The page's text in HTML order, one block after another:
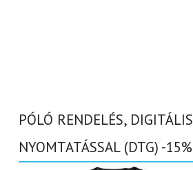
PÓLÓ RENDELÉS, DIGITÁLIS
NYOMTATÁSSAL (DTG) -15%